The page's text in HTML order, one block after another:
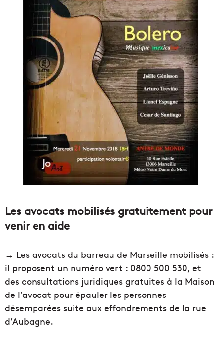
Les avocats mobilisés gratuitement pour
venir en aide
→ Les avocats du barreau de Marseille mobilisés :
il proposent un numéro vert : 0800 500 530, et
des consultations juridiques gratuites à la Maison
de l’avocat pour épauler les personnes
désemparées suite aux effondrements de la rue
d’Aubagne.